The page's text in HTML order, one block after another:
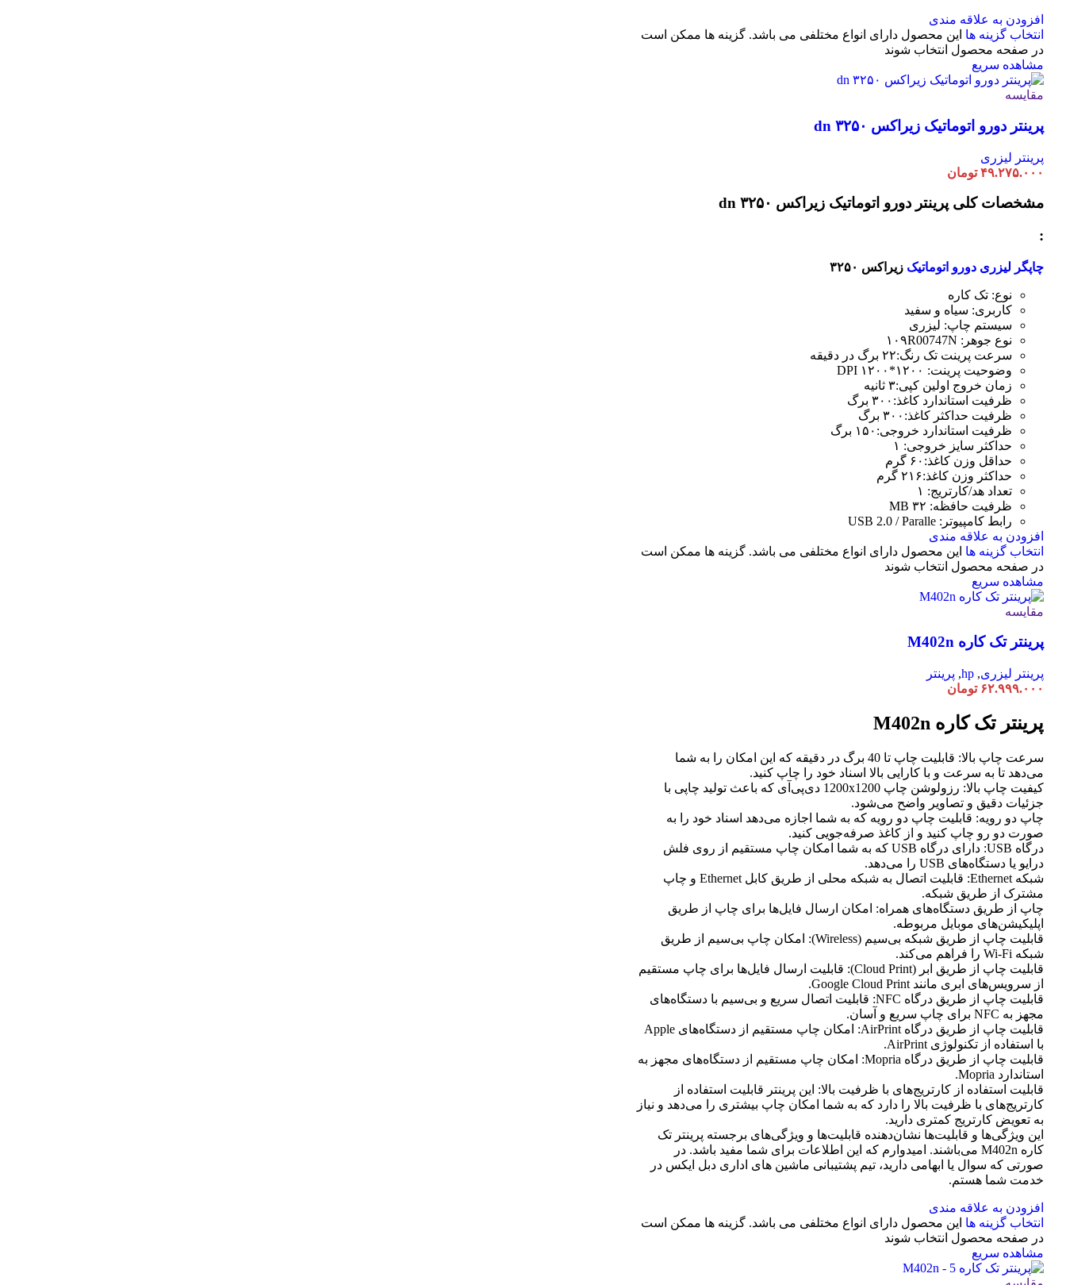
افزودن به علاقه مندی
انتخاب گزینه ها این محصول دارای انواع مختلفی می باشد. گزینه ها ممکن است
در صفحه محصول انتخاب شوند
مشاهده سریع
مقایسه
پرینتر دورو اتوماتیک زیراکس dn ۳۲۵۰
پرینتر لیزری
۴۹.۲۷۵.۰۰۰ تومان
مشخصات کلی پرینتر دورو اتوماتیک زیراکس dn ۳۲۵۰
:
چاپگر لیزری دورو اتوماتیک زیراکس ۳۲۵۰
نوع: تک کاره
کاربری: سیاه و سفید
سیستم چاپ: لیزری
نوع جوهر: ۱۰۹R00747N
سرعت پرینت تک رنگ:۲۲ برگ در دقیقه
وضوحیت پرینت: ۱۲۰۰*۱۲۰۰ DPI
زمان خروج اولین کپی:۳ ثانیه
ظرفیت استاندارد کاغذ:۳۰۰ برگ
ظرفیت حداکثر کاغذ:۳۰۰ برگ
ظرفیت استاندارد خروجی:۱۵۰ برگ
حداکثر سایز خروجی: ۱
حداقل وزن کاغذ:۶۰ گرم
حداکثر وزن کاغذ:۲۱۶ گرم
تعداد هد/کارتریج: ۱
ظرفیت حافظه: ۳۲ MB
رابط کامپیوتر: USB 2.0 / Paralle
افزودن به علاقه مندی
انتخاب گزینه ها این محصول دارای انواع مختلفی می باشد. گزینه ها ممکن است
در صفحه محصول انتخاب شوند
مشاهده سریع
مقایسه
پرینتر تک کاره M402n
پرینتر لیزری,
hp
, پرینتر
۶۲.۹۹۹.۰۰۰ تومان
پرینتر تک کاره M402n
سرعت چاپ بالا: قابلیت چاپ تا 40 برگ در دقیقه که این امکان را به شما
می‌دهد تا به سرعت و با کارایی بالا اسناد خود را چاپ کنید.
کیفیت چاپ بالا: رزولوشن چاپ 1200x1200 دی‌پی‌آی که باعث تولید چاپی با
جزئیات دقیق و تصاویر واضح می‌شود.
چاپ دو رویه: قابلیت چاپ دو رویه که به شما اجازه می‌دهد اسناد خود را به
صورت دو رو چاپ کنید و از کاغذ صرفه‌جویی کنید.
درگاه USB: دارای درگاه USB که به شما امکان چاپ مستقیم از روی فلش
درایو یا دستگاه‌های USB را می‌دهد.
شبکه Ethernet: قابلیت اتصال به شبکه محلی از طریق کابل Ethernet و چاپ
مشترک از طریق شبکه.
چاپ از طریق دستگاه‌های همراه: امکان ارسال فایل‌ها برای چاپ از طریق
اپلیکیشن‌های موبایل مربوطه.
قابلیت چاپ از طریق شبکه بی‌سیم (Wireless): امکان چاپ بی‌سیم از طریق
شبکه Wi-Fi را فراهم می‌کند.
قابلیت چاپ از طریق ابر (Cloud Print): قابلیت ارسال فایل‌ها برای چاپ مستقیم
از سرویس‌های ابری مانند Google Cloud Print.
قابلیت چاپ از طریق درگاه NFC: قابلیت اتصال سریع و بی‌سیم با دستگاه‌های
مجهز به NFC برای چاپ سریع و آسان.
قابلیت چاپ از طریق درگاه AirPrint: امکان چاپ مستقیم از دستگاه‌های Apple
با استفاده از تکنولوژی AirPrint.
قابلیت چاپ از طریق درگاه Mopria: امکان چاپ مستقیم از دستگاه‌های مجهز به
استاندارد Mopria.
قابلیت استفاده از کارتریج‌های با ظرفیت بالا: این پرینتر قابلیت استفاده از
کارتریج‌های با ظرفیت بالا را دارد که به شما امکان چاپ بیشتری را می‌دهد و نیاز
به تعویض کارتریج کمتری دارید.
این ویژگی‌ها و قابلیت‌ها نشان‌دهنده قابلیت‌ها و ویژگی‌های برجسته پرینتر تک
کاره M402n می‌باشند. امیدوارم که این اطلاعات برای شما مفید باشد. در
صورتی که سوال یا ابهامی دارید، تیم پشتیبانی ماشین های اداری دبل ایکس در
خدمت شما هستم.
افزودن به علاقه مندی
انتخاب گزینه ها این محصول دارای انواع مختلفی می باشد. گزینه ها ممکن است
در صفحه محصول انتخاب شوند
مشاهده سریع